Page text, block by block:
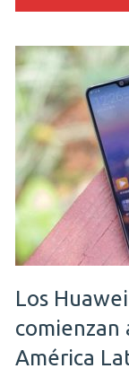
Los
comienzan
América